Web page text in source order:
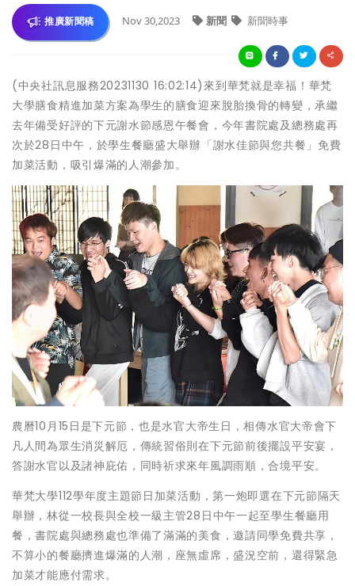
推廣新聞稿 Nov 30,2023 新聞 新聞時事
(中央社訊息服務20231130 16:02:14)來到華梵就是幸福！華梵
大學膳食精進加菜方案為學生的膳食迎來脫胎換骨的轉變，承繼
去年備受好評的下元謝水節感恩午餐會，今年書院處及總務處再
次於28日中午，於學生餐廳盛大舉辦「謝水佳節與您共餐」免費
加菜活動，吸引爆滿的人潮參加。
農曆10月15日是下元節，也是水官大帝生日，相傳水官大帝會下
凡人間為眾生消災解厄，傳統習俗則在下元節前後擺設平安宴，
答謝水官以及諸神庇佑，同時祈求來年風調雨順，合境平安。
華梵大學112學年度主題節日加菜活動，第一炮即選在下元節隔天
舉辦，林從一校長與全校一級主管28日中午一起至學生餐廳用
餐，書院處與總務處也準備了滿滿的美食，邀請同學免費共享，
不算小的餐廳擠進爆滿的人潮，座無虛席，盛況空前，還得緊急
加菜才能應付需求。